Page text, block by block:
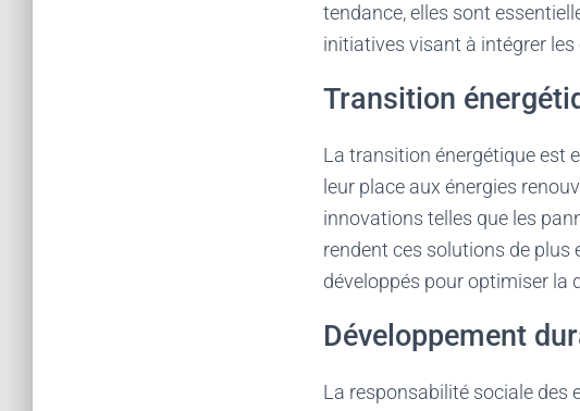
tendance, elles sont
initiatives visant à intégrer
Transition
La transition énergétique est
leur place aux énergies
innovations telles que les
rendent ces solutions de plus
développés pour optimiser la
Développement
La responsabilité sociale des